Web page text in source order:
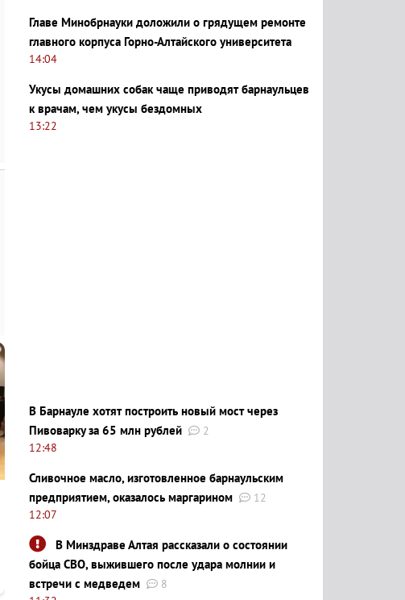
Главе Минобрнауки доложили о грядущем ремонте
главного корпуса Горно-Алтайского университета
14:04
Укусы домашних собак чаще приводят барнаульцев
к врачам, чем укусы бездомных
13:22
В Барнауле хотят построить новый мост через
Пивоварку за 65 млн рублей
2
12:48
Сливочное масло, изготовленное барнаульским
предприятием, оказалось маргарином
12
12:07
В Минздраве Алтая рассказали о состоянии
бойца СВО, выжившего после удара молнии и
встречи с медведем
8